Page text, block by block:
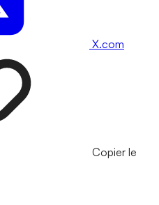
X.com
Copier le